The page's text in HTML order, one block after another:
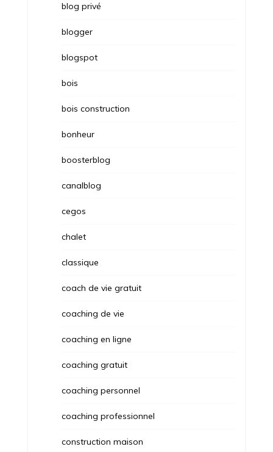
blog privé
blogger
blogspot
bois
bois construction
bonheur
boosterblog
canalblog
cegos
chalet
classique
coach de vie gratuit
coaching de vie
coaching en ligne
coaching gratuit
coaching personnel
coaching professionnel
construction maison